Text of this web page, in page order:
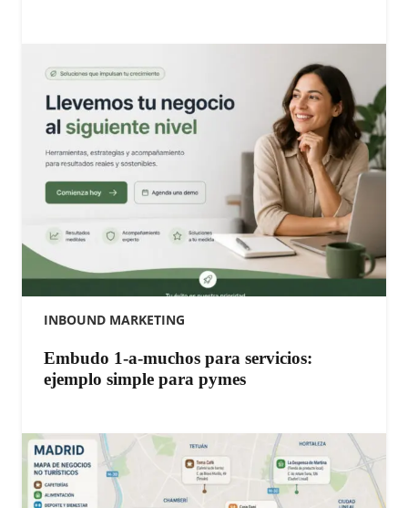
INBOUND MARKETING
Embudo 1-a-muchos para servicios:
ejemplo simple para pymes